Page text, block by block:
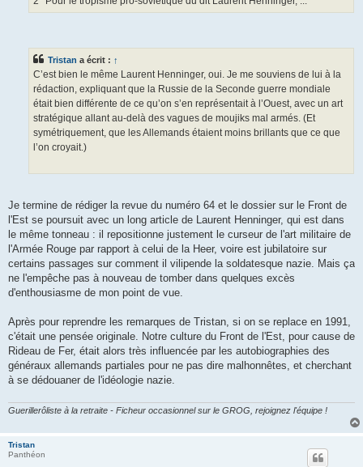
Tristan a écrit : ↑
C’est bien le même Laurent Henninger, oui. Je me souviens de lui à la
rédaction, expliquant que la Russie de la Seconde guerre mondiale
était bien différente de ce qu’on s’en représentait à l’Ouest, avec un art
stratégique allant au-delà des vagues de moujiks mal armés. (Et
symétriquement, que les Allemands étaient moins brillants que ce que
l’on croyait.)
Je termine de rédiger la revue du numéro 64 et le dossier sur le Front de
l'Est se poursuit avec un long article de Laurent Henninger, qui est dans
le même tonneau : il repositionne justement le curseur de l'art militaire de
l'Armée Rouge par rapport à celui de la Heer, voire est jubilatoire sur
certains passages sur comment il vilipende la soldatesque nazie. Mais ça
ne l'empêche pas à nouveau de tomber dans quelques excès
d'enthousiasme de mon point de vue.
Après pour reprendre les remarques de Tristan, si on se replace en 1991,
c'était une pensée originale. Notre culture du Front de l'Est, pour cause de
Rideau de Fer, était alors très influencée par les autobiographies des
généraux allemands partiales pour ne pas dire malhonnêtes, et cherchant
à se dédouaner de l'idéologie nazie.
Guerillerôliste à la retraite - Ficheur occasionnel sur le GROG, rejoignez l'équipe !
Tristan
Panthéon